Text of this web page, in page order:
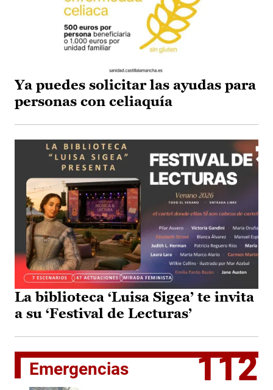
Ya puedes solicitar las ayudas para
personas con celiaquía
La biblioteca ‘Luisa Sigea’ te invita
a su ‘Festival de Lecturas’
Emergencias 112